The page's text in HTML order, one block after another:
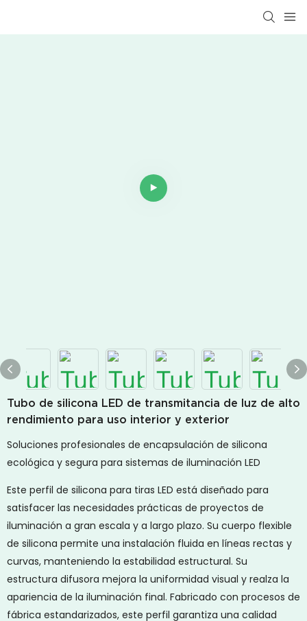
Tubo de silicona LED de transmitancia de luz de alto
rendimiento para uso interior y exterior
Soluciones profesionales de encapsulación de silicona
ecológica y segura para sistemas de iluminación LED
Este perfil de silicona para tiras LED está diseñado para
satisfacer las necesidades prácticas de proyectos de
iluminación a gran escala y a largo plazo. Su cuerpo flexible
de silicona permite una instalación fluida en líneas rectas y
curvas, manteniendo la estabilidad estructural. Su
estructura difusora mejora la uniformidad visual y realza la
apariencia de la iluminación final. Fabricado con procesos de
fábrica estandarizados, este perfil garantiza una calidad